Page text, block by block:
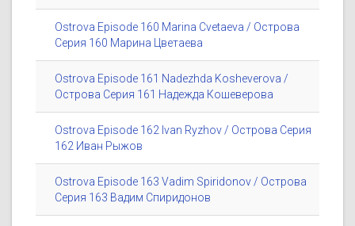
Ostrova Episode 160 Marina Cvetaeva / Острова
Серия 160 Марина Цветаева
Ostrova Episode 161 Nadezhda Kosheverova /
Острова Серия 161 Надежда Кошеверова
Ostrova Episode 162 Ivan Ryzhov / Острова Серия
162 Иван Рыжов
Ostrova Episode 163 Vadim Spiridonov / Острова
Серия 163 Вадим Спиридонов